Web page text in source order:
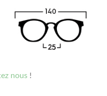
nous !